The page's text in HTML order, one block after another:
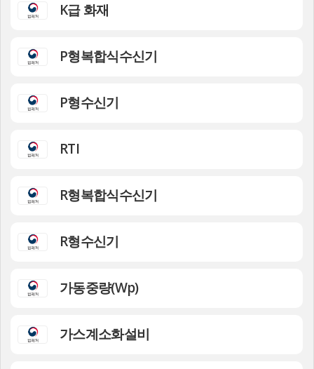
K급 화재
P형복합식수신기
P형수신기
RTI
R형복합식수신기
R형수신기
가동중량(Wp)
가스계소화설비